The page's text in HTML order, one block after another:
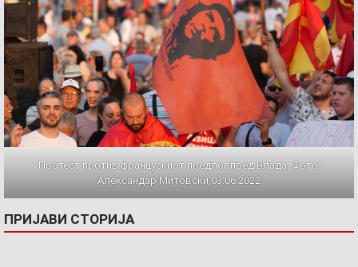
Протест против францускиот предлог пред Влада. Фото:
Александар Митовски,03.06.2022
ПРИЈАВИ СТОРИЈА